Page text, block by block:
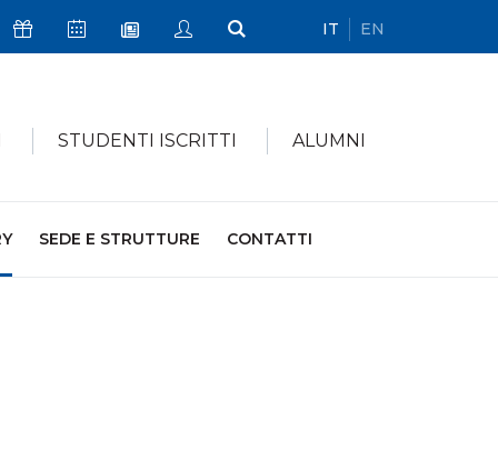
Icona SostieniciIcona Calendario Eventi
Icona Newsletter
Icona My Civica
Icona Cerca
IT EN
STUDENTI ISCRITTI ALUMNI
SEDE E STRUTTURE CONTATTI